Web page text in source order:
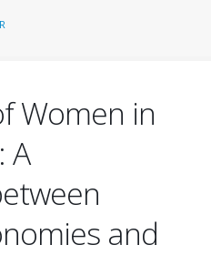
Women in
A
and